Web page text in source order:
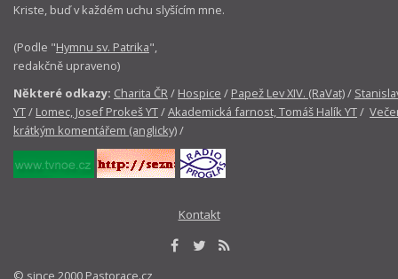
Kriste, buď v každém uchu slyšícím mne.
(Podle "Hymnu sv. Patrika",
redakčně upraveno)
Některé odkazy: Charita ČR/ Hospice / Papež Lev XIV. (RaVat)/
YT/ Lomec, Josef Prokeš YT/Akademická farnost, Tomáš Halík YT/
krátkým komentářem (anglicky)/
Kontakt
© since 2000 Pastorace.cz